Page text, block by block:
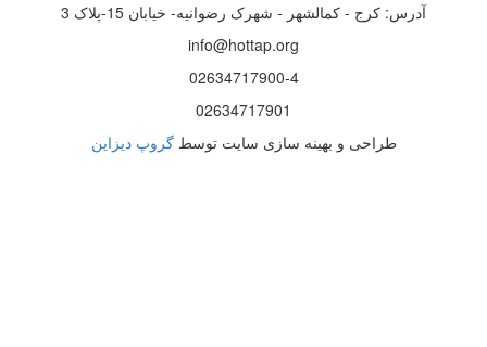
آدرس: کرج - کمالشهر - شهرک رضوانیه- خیابان 15-پلاک 3
info@hottap.org
02634717900-4
02634717901
طراحی و بهینه سازی سایت توسطگروپ دیزاین